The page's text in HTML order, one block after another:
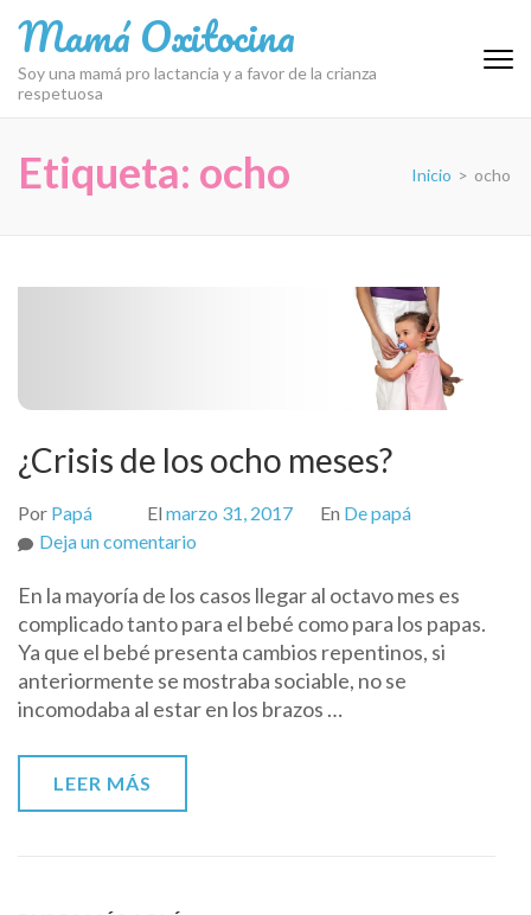
contenido
(presiona
tecla
Intro)
Mamá Oxitocina
Soy una mamá pro lactancia y a favor de la crianza
respetuosa
Etiqueta: ocho Inicio > ocho
¿Crisis de los ocho meses?
Por Papá El marzo 31, 2017 En De papá
Deja un comentario
de
los
ocho
meses?
En la mayoría de los casos llegar al octavo mes es
complicado tanto para el bebé como para los papas.
Ya que el bebé presenta cambios repentinos, si
anteriormente se mostraba sociable, no se
incomodaba al estar en los brazos …
LEER MÁS